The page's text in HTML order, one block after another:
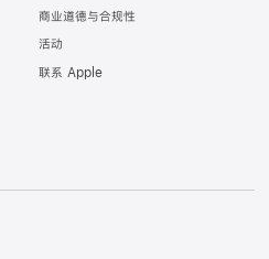
商业道德与合规性
活动
联系 Apple